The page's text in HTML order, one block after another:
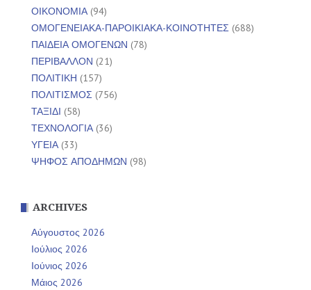
ΟΙΚΟΝΟΜΙΑ(94)
ΟΜΟΓΕΝΕΙΑΚΑ-ΠΑΡΟΙΚΙΑΚΑ-ΚΟΙΝΟΤΗΤΕΣ (688)
ΠΑΙΔΕΙΑ ΟΜΟΓΕΝΩΝ (78)
ΠΕΡΙΒΑΛΛΟΝ (21)
ΠΟΛΙΤΙΚΗ (157)
ΠΟΛΙΤΙΣΜΟΣ (756)
ΤΑΞΙΔΙ (58)
ΤΕΧΝΟΛΟΓΙΑ(36)
ΥΓΕΙΑ(33)
ΨΗΦΟΣ ΑΠΟΔΗΜΩΝ (98)
ARCHIVES
Αύγουστος 2026
Ιούλιος 2026
Ιούνιος 2026
Μάιος 2026